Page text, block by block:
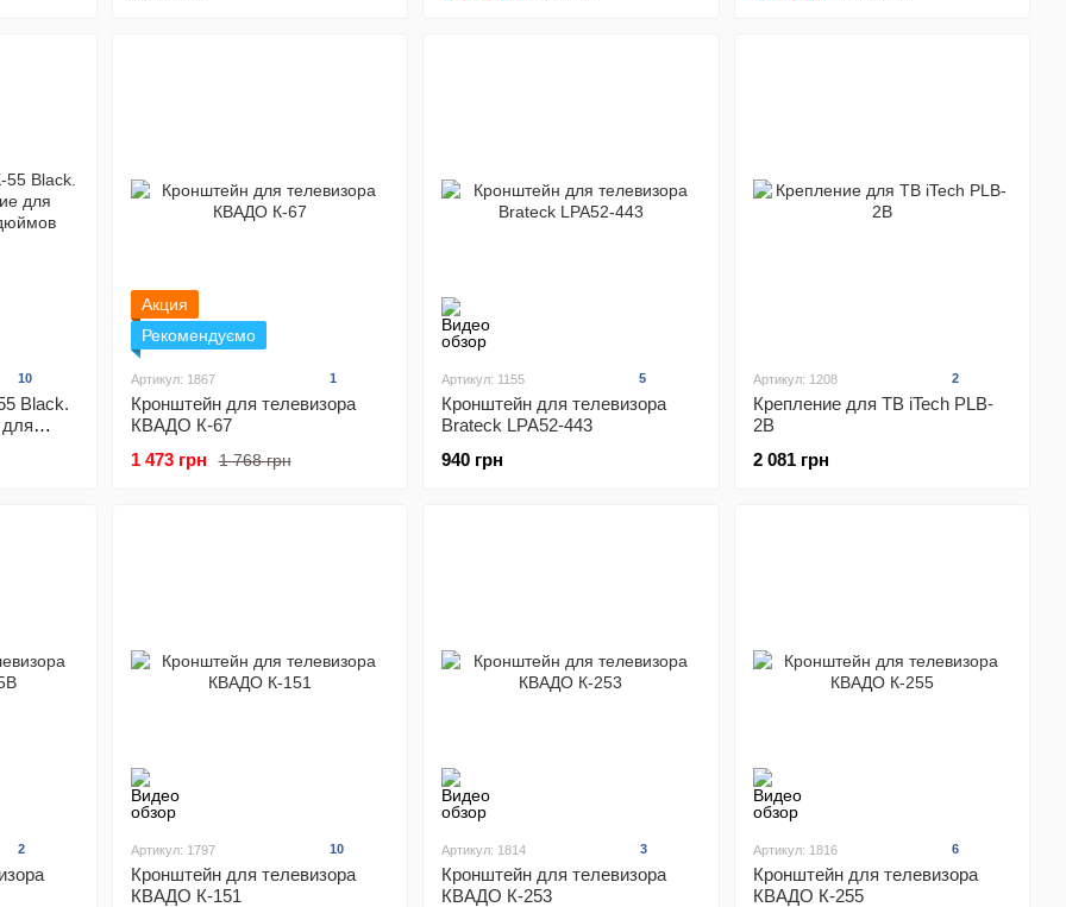
10
Black.
Акция
Рекомендуємо
Артикул: 1867 1
Кронштейн для телевизора
КВАДО К-67
1 768 грн
1 473 грн
Артикул: 1155 5
Кронштейн для телевизора
Brateck LPA52-443
940 грн
Артикул: 1208 2
Крепление для ТВ iTech PLB-
2B
2 081 грн
2 Артикул: 1797 10
Кронштейн для телевизора
КВАДО К-151
Артикул: 1814 3
Кронштейн для телевизора
КВАДО К-253
Артикул: 1816 6
Кронштейн для телевизора
КВАДО К-255